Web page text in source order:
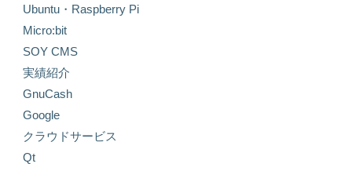
Ubuntu・Raspberry Pi
Micro:bit
SOY CMS
実績紹介
GnuCash
Google
クラウドサービス
Qt